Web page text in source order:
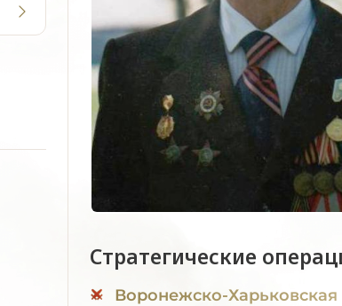
Стратегические
Воронежско-Харьковская